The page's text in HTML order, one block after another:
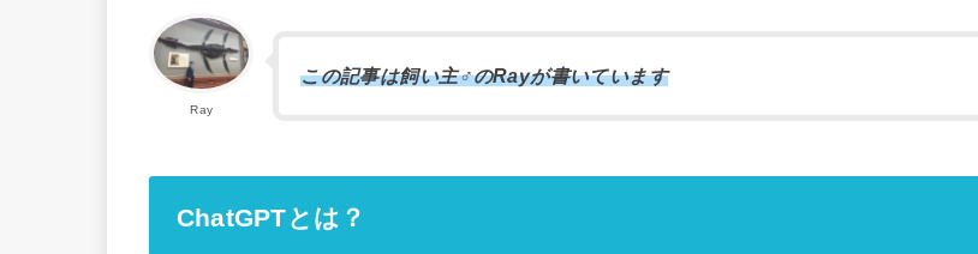
Ray
この記事は飼い主♂のRayが書いています
ChatGPTとは？